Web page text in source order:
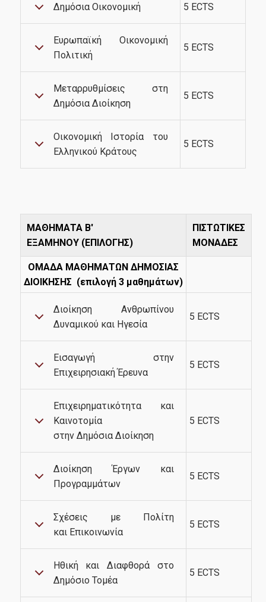
Δημόσια Οικονομική 5 ECTS
Ευρωπαϊκή Οικονομική
Πολιτική
5 ECTS
Μεταρρυθμίσεις στη
Δημόσια Διοίκηση
5 ECTS
Οικονομική Ιστορία του
Ελληνικού Κράτους
5 ECTS
ΜΑΘΗΜΑΤΑ Β'
ΕΞΑΜΗΝΟΥ (ΕΠΙΛΟΓΗΣ)
ΠΙΣΤΩΤΙΚΕΣ
ΜΟΝΑΔΕΣ
ΟΜΑΔΑ ΜΑΘΗΜΑΤΩΝ ΔΗΜΟΣΙΑΣ
ΔΙΟΙΚΗΣΗΣ (επιλογή 3 μαθημάτων)
Διοίκηση Ανθρωπίνου
Δυναμικού και Ηγεσία
5 ECTS
Εισαγωγή στην
Επιχειρησιακή Έρευνα
5 ECTS
Επιχειρηματικότητα και
Καινοτομία
στην Δημόσια Διοίκηση
5 ECTS
Διοίκηση Έργων και
Προγραμμάτων
5 ECTS
Σχέσεις με Πολίτη
και Επικοινωνία
5 ECTS
Ηθική και Διαφθορά στο
Δημόσιο Τομέα
5 ECTS